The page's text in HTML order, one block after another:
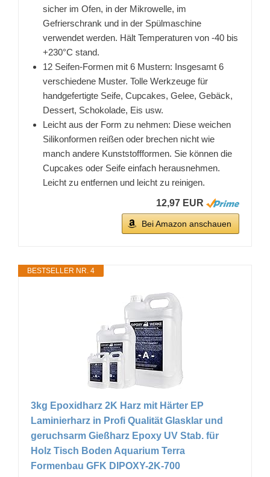
sicher im Ofen, in der Mikrowelle, im
Gefrierschrank und in der Spülmaschine
verwendet werden. Hält Temperaturen von -40 bis
+230°C stand.
12 Seifen-Formen mit 6 Mustern: Insgesamt 6
verschiedene Muster. Tolle Werkzeuge für
handgefertigte Seife, Cupcakes, Gelee, Gebäck,
Dessert, Schokolade, Eis usw.
Leicht aus der Form zu nehmen: Diese weichen
Silikonformen reißen oder brechen nicht wie
manch andere Kunststoffformen. Sie können die
Cupcakes oder Seife einfach herausnehmen.
Leicht zu entfernen und leicht zu reinigen.
12,97 EUR
Bei Amazon anschauen
BESTSELLER NR. 4
3kg Epoxidharz 2K Harz mit Härter EP
Laminierharz in Profi Qualität Glasklar und
geruchsarm Gießharz Epoxy UV Stab. für
Holz Tisch Boden Aquarium Terra
Formenbau GFK DIPOXY-2K-700